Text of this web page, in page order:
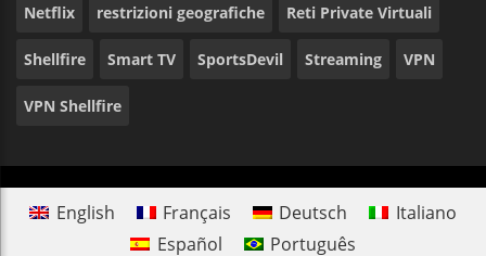
Netflix restrizioni geografiche Reti Private Virtuali
Shellfire Smart TV SportsDevil Streaming VPN
VPN Shellfire
English Français Deutsch
Italiano
Español
Português